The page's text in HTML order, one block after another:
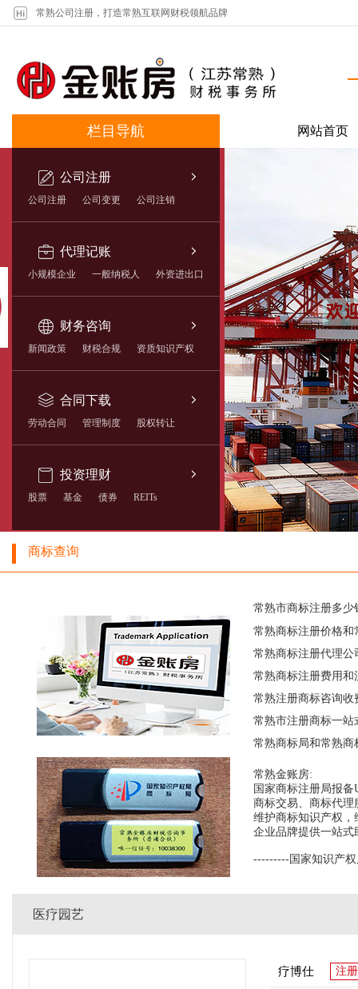
常熟公司注册，打造常熟互联网财税领航品牌
栏目导航 网站首页
公司注册
公司注册 公司变更 公司注销
代理记账
小规模企业 一般纳税人 外资进出口
财务咨询
新闻政策 财税合规 资质知识产权
合同下载
劳动合同 管理制度 股权转让
投资理财
股票 基金 债券 REITs
商标查询
常熟市商标注册多少
常熟商标注册价格和
常熟商标注册代理公
常熟商标注册费用和
常熟注册商标咨询收
常熟市注册商标一站
常熟商标局和常熟商
常熟金账房:
国家商标注册局报
商标交易、商标代理
维护商标知识产权
企业品牌提供一站式
---------国家知识产
医疗园艺
疗博仕 注